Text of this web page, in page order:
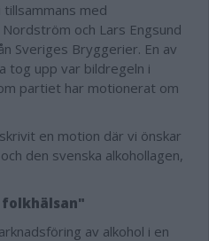
med
och Lars Engsund
Sveriges Bryggerier. En av
tog upp var bildregeln i
partiet har motionerat om
en motion där vi önskar
den svenska alkohollagen,
av alkohol i en